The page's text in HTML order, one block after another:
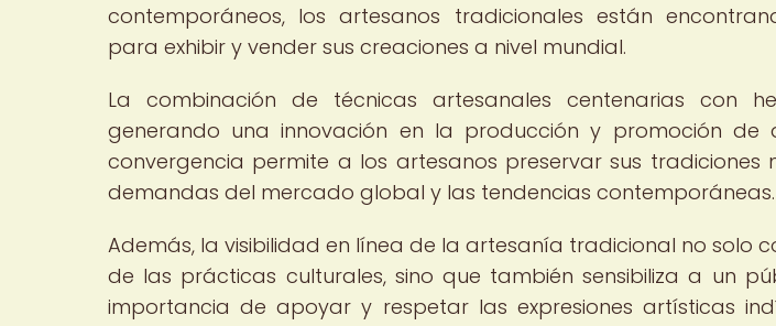
contemporáneos, los artesanos tradicionales están
para exhibir y vender sus creaciones a nivel mundial.
La combinación de técnicas artesanales centenarias con
generando una innovación en la producción y promoción de
convergencia permite a los artesanos preservar sus
demandas del mercado global y las tendencias contemporáneas.
Además, la visibilidad en línea de la artesanía tradicional no solo
de las prácticas culturales, sino que también sensibiliza a un
importancia de apoyar y respetar las expresiones artísticas